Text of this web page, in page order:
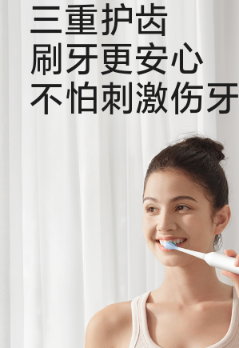
三重护齿
刷牙更安心
不怕刺激伤牙